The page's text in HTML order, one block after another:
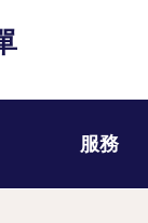
服務